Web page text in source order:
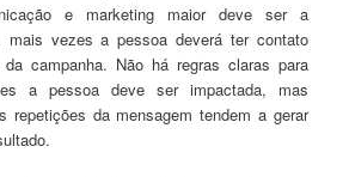
e marketing maior deve ser a
mais vezes a pessoa deverá ter contato
campanha. Não há regras claras para
a pessoa deve ser impactada, mas
repetições da mensagem tendem a gerar